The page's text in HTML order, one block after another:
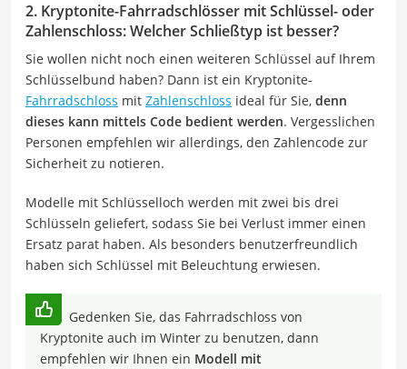
2. Kryptonite-Fahrradschlösser mit Schlüssel- oder
Zahlenschloss: Welcher Schließtyp ist besser?
Sie wollen nicht noch einen weiteren Schlüssel auf Ihrem
Schlüsselbund haben? Dann ist ein Kryptonite-
Fahrradschloss mit Zahlenschloss ideal für Sie, denn
dieses kann mittels Code bedient werden. Vergesslichen
Personen empfehlen wir allerdings, den Zahlencode zur
Sicherheit zu notieren.
Modelle mit Schlüsselloch werden mit zwei bis drei
Schlüsseln geliefert, sodass Sie bei Verlust immer einen
Ersatz parat haben. Als besonders benutzerfreundlich
haben sich Schlüssel mit Beleuchtung erwiesen.
Gedenken Sie, das Fahrradschloss von
Kryptonite auch im Winter zu benutzen, dann
empfehlen wir Ihnen ein Modell mit